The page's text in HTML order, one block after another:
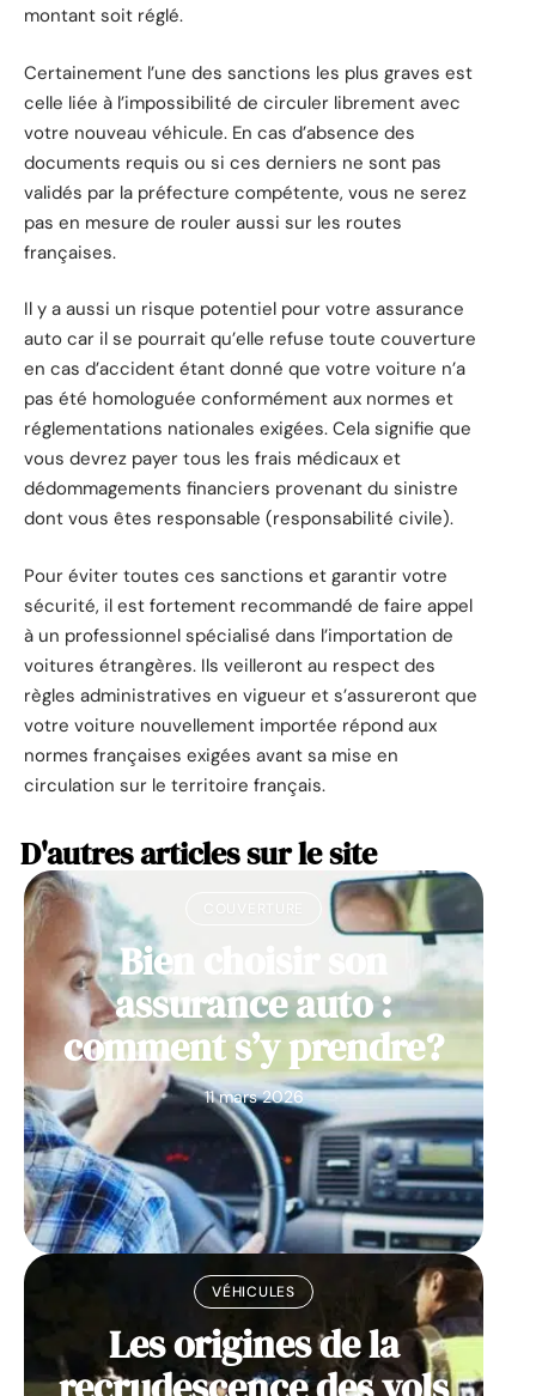
montant soit réglé.
Certainement l’une des sanctions les plus graves est
celle liée à l’impossibilité de circuler librement avec
votre nouveau véhicule. En cas d’absence des
documents requis ou si ces derniers ne sont pas
validés par la préfecture compétente, vous ne serez
pas en mesure de rouler aussi sur les routes
françaises.
Il y a aussi un risque potentiel pour votre assurance
auto car il se pourrait qu’elle refuse toute couverture
en cas d’accident étant donné que votre voiture n’a
pas été homologuée conformément aux normes et
réglementations nationales exigées. Cela signifie que
vous devrez payer tous les frais médicaux et
dédommagements financiers provenant du sinistre
dont vous êtes responsable (responsabilité civile).
Pour éviter toutes ces sanctions et garantir votre
sécurité, il est fortement recommandé de faire appel
à un professionnel spécialisé dans l’importation de
voitures étrangères. Ils veilleront au respect des
règles administratives en vigueur et s’assureront que
votre voiture nouvellement importée répond aux
normes françaises exigées avant sa mise en
circulation sur le territoire français.
D'autres articles sur le site
Bien choisir son
assurance auto :
comment s’y prendre?
11 mars 2026
VÉHICULES
Les origines de la